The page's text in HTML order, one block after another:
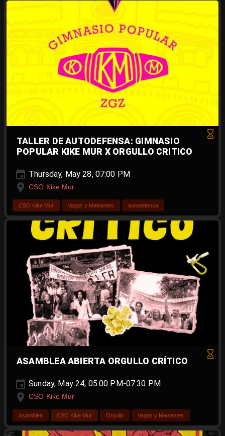
TALLER DE AUTODEFENSA: GIMNASIO
POPULAR KIKE MUR X ORGULLO CRITICO
Thursday, May 28, 07:00 PM
CSO Kike Mur
CSO Kike Mur Vagas y Maleantes autodefensa
ASAMBLEA ABIERTA ORGULLO CRÍTICO
Sunday, May 24, 05:00 PM-07:30 PM
CSO Kike Mur
Asamblea CSO Kike Mur Orgullo Vagas y Maleantes